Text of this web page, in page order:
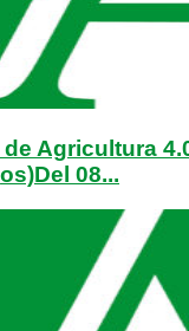
Agricultura
08...